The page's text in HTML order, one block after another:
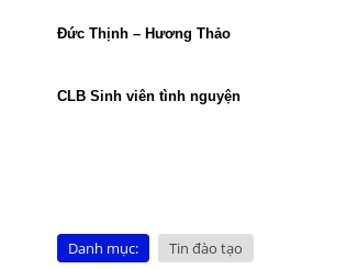
Đức Thịnh – Hương Thảo
CLB Sinh viên tình nguyện
Danh mục: Tin đào tạo